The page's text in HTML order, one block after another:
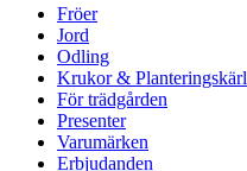
Fröer
Jord
Odling
Krukor & Planteringskärl
För trädgården
Presenter
Varumärken
Erbjudanden